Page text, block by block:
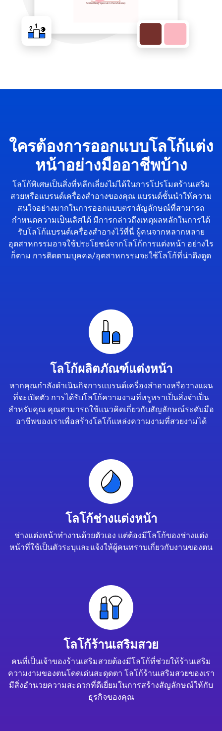
ใครต้องการออกแบบโลโก้แต่ง
หน้าอย่างมืออาชีพบ้าง
โลโก้พิเศษเป็นสิ่งที่หลีกเลี่ยงไม่ได้ในการโปรโมตร้านเสริม
สวยหรือแบรนด์เครื่องสำอางของคุณ แบรนด์ชั้นนำให้ความ
สนใจอย่างมากในการออกแบบตราสัญลักษณ์ที่สามารถ
กำหนดความเป็นเลิศได้ มีการกล่าวถึงเหตุผลหลักในการได้
รับโลโก้แบรนด์เครื่องสำอางไว้ที่นี่ ผู้คนจากหลากหลาย
อุตสาหกรรมอาจใช้ประโยชน์จากโลโก้การแต่งหน้า อย่างไร
ก็ตาม การติดตามบุคคล/อุตสาหกรรมจะใช้โลโก้ที่น่าดึงดูด
โลโก้ผลิตภัณฑ์แต่งหน้า
หากคุณกำลังดำเนินกิจการแบรนด์เครื่องสำอางหรือวางแผน
ที่จะเปิดตัว การได้รับโลโก้ความงามที่หรูหราเป็นสิ่งจำเป็น
สำหรับคุณ คุณสามารถใช้แนวคิดเกี่ยวกับสัญลักษณ์ระดับมือ
อาชีพของเราเพื่อสร้างโลโก้แหล่งความงามที่สวยงามได้
โลโก้ช่างแต่งหน้า
ช่างแต่งหน้าทำงานด้วยตัวเอง แต่ต้องมีโลโก้ของช่างแต่ง
หน้าที่ใช้เป็นตัวระบุและแจ้งให้ผู้คนทราบเกี่ยวกับงานของตน
โลโก้ร้านเสริมสวย
คนที่เป็นเจ้าของร้านเสริมสวยต้องมีโลโก้ที่ช่วยให้ร้านเสริม
ความงามของตนโดดเด่นสะดุดตา โลโก้ร้านเสริมสวยของเรา
มีสิ่งอำนวยความสะดวกที่ดีเยี่ยมในการสร้างสัญลักษณ์ให้กับ
ธุรกิจของคุณ